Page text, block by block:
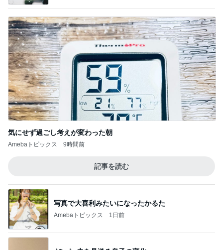
気にせず過ごし考えが変わった朝
Amebaトピックス 9時間前
記事を読む
写真で大喜利みたいになったかるた
Amebaトピックス 1日前